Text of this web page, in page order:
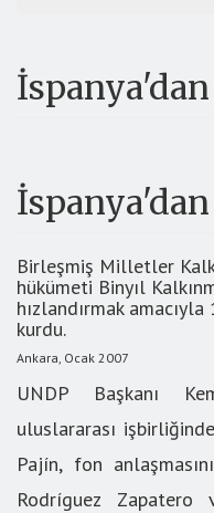
Birleşmiş Milletler
hükümeti Binyıl
hızlandırmak
kurdu.
Ankara, Ocak 2007
UNDP Başkanı
uluslararası
Pajín, fon
Rodríguez